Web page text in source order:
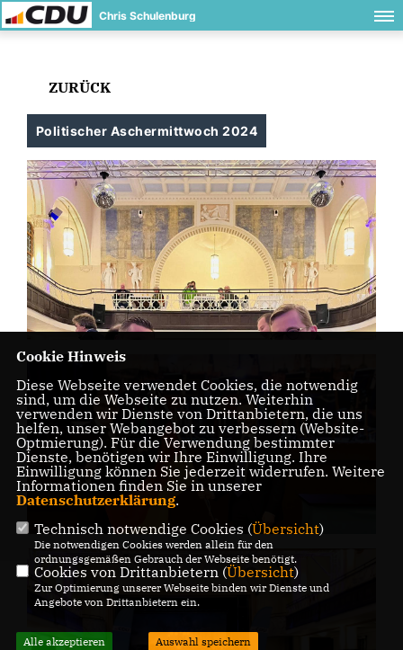
Chris Schulenburg
ZURÜCK
Politischer Aschermittwoch 2024
Cookie Hinweis
Diese Webseite verwendet Cookies, die notwendig
sind, um die Webseite zu nutzen. Weiterhin
verwenden wir Dienste von Drittanbietern, die uns
helfen, unser Webangebot zu verbessern (Website-
Optmierung). Für die Verwendung bestimmter
Dienste, benötigen wir Ihre Einwilligung. Ihre
Einwilligung können Sie jederzeit widerrufen. Weitere
Informationen finden Sie in unserer
Datenschutzerklärung.
Technisch notwendige Cookies (Übersicht)
Die notwendigen Cookies werden allein für den
ordnungsgemäßen Gebrauch der Webseite benötigt.
Cookies von Drittanbietern (Übersicht)
Zur Optimierung unserer Webseite binden wir Dienste und
Angebote von Drittanbietern ein.
Alle akzeptieren Auswahl speichern